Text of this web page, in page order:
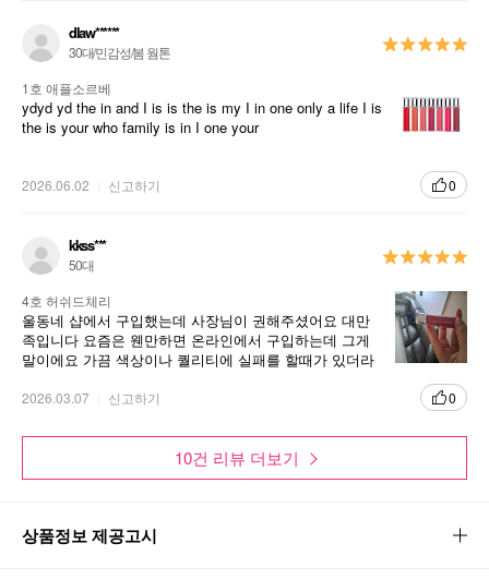
dlaw******
30대/민감성/봄 웜톤
1호 애플소르베
ydyd yd the in and I is is the is my I in one only a life I is
the is your who family is in I one your
2026.06.02 신고하기 0
kkss***
50대
4호 허쉬드체리
울동네 샵에서 구입했는데 사장님이 권해주셨어요 대만
족입니다 요즘은 웬만하면 온라인에서 구입하는데 그게
말이에요 가끔 색상이나 퀄리티에 실패를 할때가 있더라
했습니다
2026.03.07 신고하기 0
10건 리뷰 더보기
상품정보 제공고시